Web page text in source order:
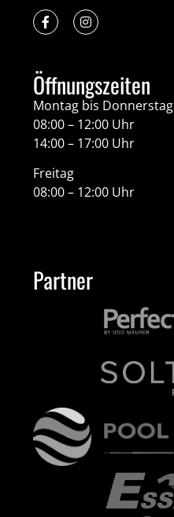
Öffnungszeiten
Montag bis Donnerstag
08:00 – 12:00 Uhr
14:00 – 17:00 Uhr
Freitag
08:00 – 12:00 Uhr
Partner